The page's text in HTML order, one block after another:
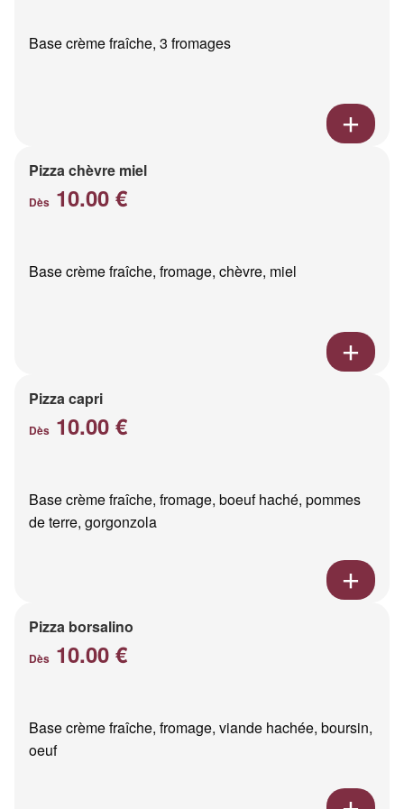
Base crème fraîche, 3 fromages
Pizza chèvre miel
Dès 10.00 €
Base crème fraîche, fromage, chèvre, miel
Pizza capri
Dès 10.00 €
Base crème fraîche, fromage, boeuf haché, pommes
de terre, gorgonzola
Pizza borsalino
Dès 10.00 €
Base crème fraîche, fromage, viande hachée, boursin,
oeuf